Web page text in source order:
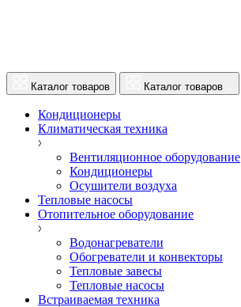
Каталог товаров Каталог товаров
Кондиционеры
Климатическая техника
Вентиляционное оборудование
Кондиционеры
Осушители воздуха
Тепловые насосы
Отопительное оборудование
Водонагреватели
Обогреватели и конвекторы
Тепловые завесы
Тепловые насосы
Встраиваемая техника